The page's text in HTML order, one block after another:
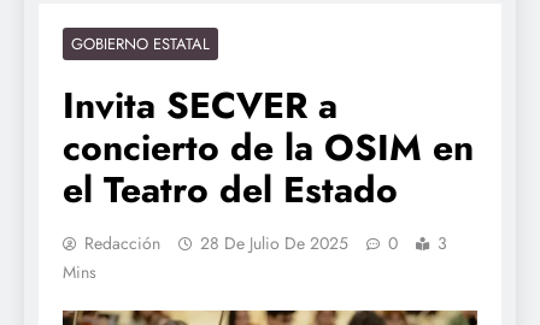
GOBIERNO ESTATAL
Invita SECVER a
concierto de la OSIM en
el Teatro del Estado
Redacción 28 De Julio De 2025 0
3
Mins